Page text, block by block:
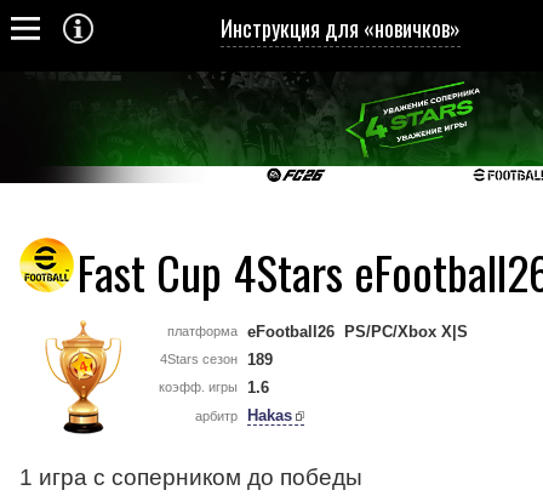
Инструкция для «новичков»
Fast Cup 4Stars
платформа eFootball26 PS/PC/Xbox X|S
4Stars сезон 189
коэфф. игры 1.6
арбитр Hakas
1 игра с соперником до победы